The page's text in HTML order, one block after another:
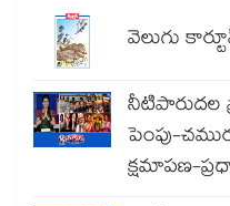
వెలుగు
నీటిపారుదల
పెంపు-
క్షమాపణ-